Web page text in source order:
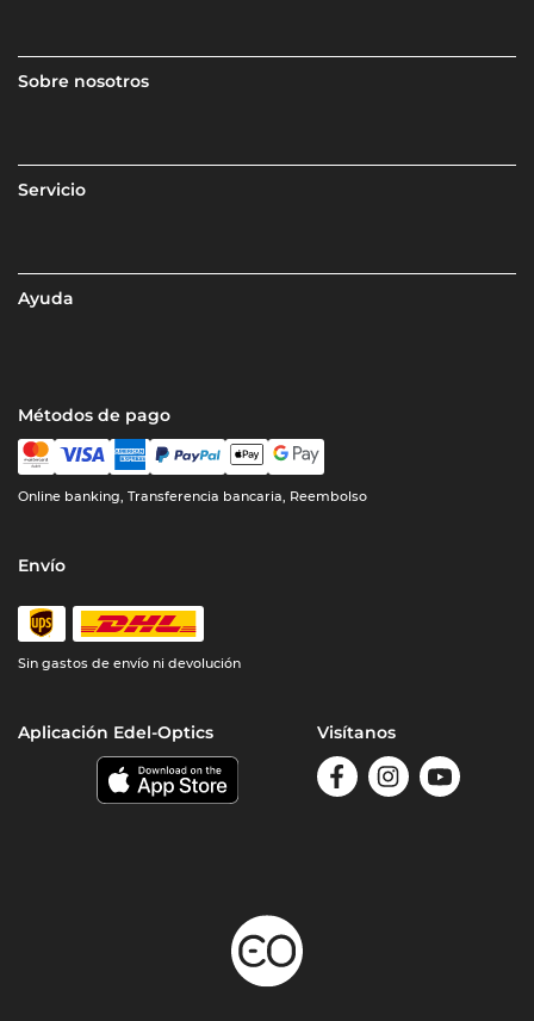
Sobre nosotros
Servicio
Ayuda
Métodos de pago
Online banking, Transferencia bancaria, Reembolso
Envío
Sin gastos de envío ni devolución
Aplicación Edel-Optics Visítanos